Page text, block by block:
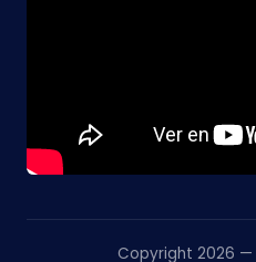
Copyright 2026 —